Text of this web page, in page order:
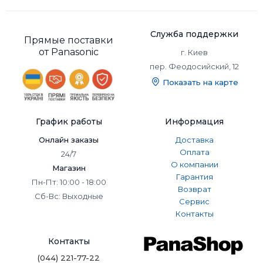
Прямые поставки
от Panasonic
Служба поддержки
г. Киев
пер. Феодосийский, 12
Показать на карте
График работы
Онлайн заказы
24/7
Магазин
Пн-Пт: 10:00 - 18:00
Сб-Вс: Выходные
Информация
Доставка
Оплата
О компании
Гарантия
Возврат
Сервис
Контакты
Контакты
(044) 221-77-22